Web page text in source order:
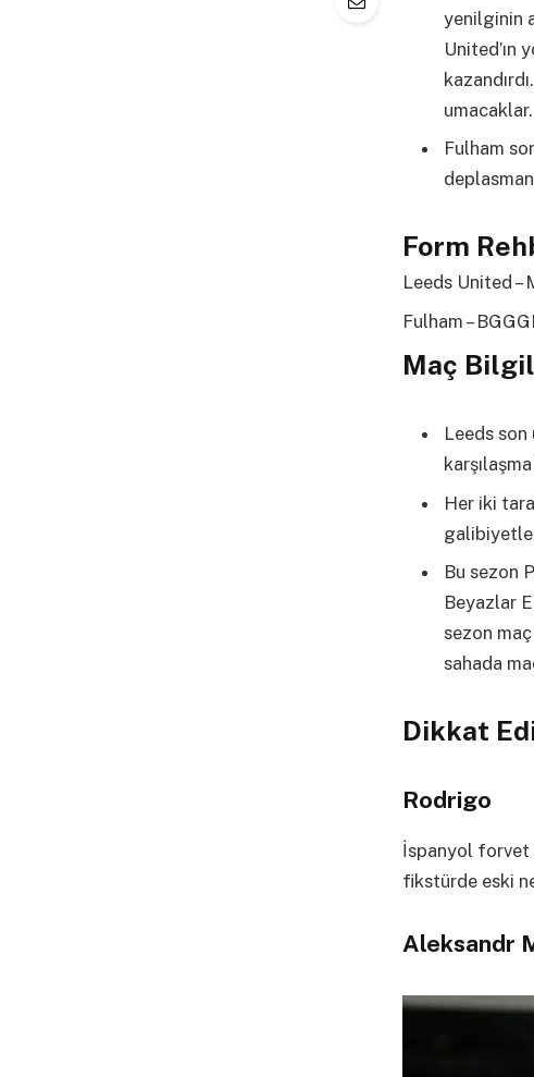
yenilginin
United’ın
umacaklar.
Fulham
Form
Leeds United –
Fulham –
Maç
Leeds son
Her iki
galibiyetle
Bu sezon
Beyazlar
sezon
sahada
Dikkat
Rodrigo
İspanyol forvet
fikstürde eski
Aleksandr